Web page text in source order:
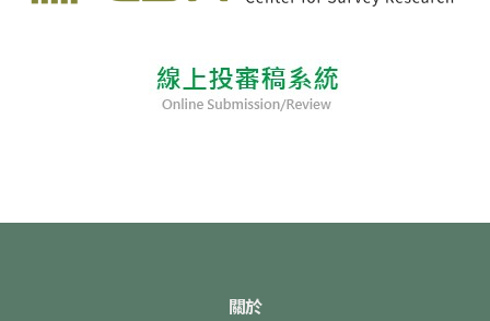
關於